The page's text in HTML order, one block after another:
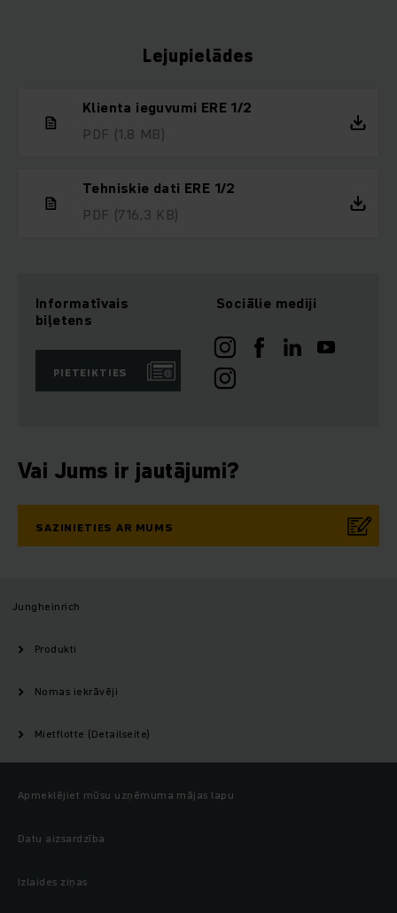
Lejupielādes
Klienta ieguvumi ERE 1/2
PDF (1,8 MB)
Tehniskie dati ERE 1/2
PDF (716,3 KB)
Informatīvais
biļetens
PIETEIKTIES
Sociālie mediji
Vai Jums ir jautājumi?
SAZINIETIES AR MUMS
Jungheinrich
Produkti
Nomas iekrāvēji
Mietflotte (Detailseite)
Apmeklējiet mūsu uzņēmuma mājas lapu
Datu aizsardzība
Izlaides ziņas